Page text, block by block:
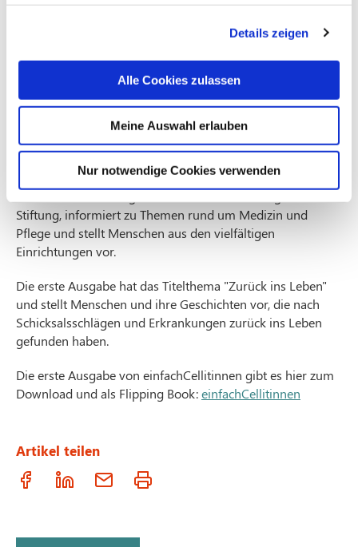
Details zeigen
Alle Cookies zulassen
Meine Auswahl erlauben
Nur notwendige Cookies verwenden
Neuer Verbund - neues Magazin: Ende 2022 haben sich die
Stiftung der Cellitinnen zur hl. Maria und die Stiftung der
Cellitinnen e.V. zur Stiftung der Cellitinnen
Magazin "einfachCellitinnen" viermal im Jahr über
Stiftung, informiert zu Themen rund um Medizin und
Pflege und stellt Menschen aus den vielfältigen
Einrichtungen vor.
Die erste Ausgabe hat das Titelthema "Zurück ins Leben"
und stellt Menschen und ihre Geschichten vor, die nach
Schicksalsschlägen und Erkrankungen zurück ins Leben
gefunden haben.
Die erste Ausgabe von einfachCellitinnen gibt es hier zum
Download und als Flipping Book:einfachCellitinnen
Artikel teilen